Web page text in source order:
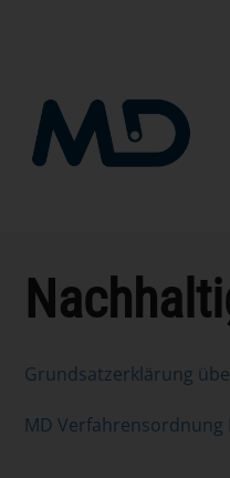
Grundsatzerklärung
MD Verfahrensordnung